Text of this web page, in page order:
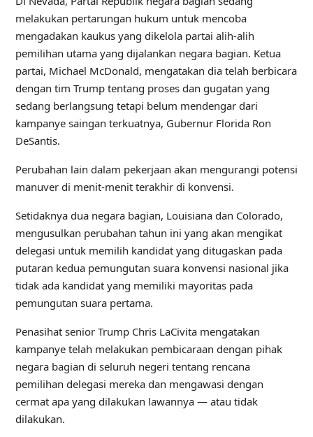
melakukan pertarungan hukum untuk mencoba
mengadakan kaukus yang dikelola partai alih-alih
pemilihan utama yang dijalankan negara bagian. Ketua
partai, Michael McDonald, mengatakan dia telah berbicara
dengan tim Trump tentang proses dan gugatan yang
sedang berlangsung tetapi belum mendengar dari
kampanye saingan terkuatnya, Gubernur Florida Ron
DeSantis.
Perubahan lain dalam pekerjaan akan mengurangi potensi
manuver di menit-menit terakhir di konvensi.
Setidaknya dua negara bagian, Louisiana dan Colorado,
mengusulkan perubahan tahun ini yang akan mengikat
delegasi untuk memilih kandidat yang ditugaskan pada
putaran kedua pemungutan suara konvensi nasional jika
tidak ada kandidat yang memiliki mayoritas pada
pemungutan suara pertama.
Penasihat senior Trump Chris LaCivita mengatakan
kampanye telah melakukan pembicaraan dengan pihak
negara bagian di seluruh negeri tentang rencana
pemilihan delegasi mereka dan mengawasi dengan
cermat apa yang dilakukan lawannya — atau tidak
dilakukan.